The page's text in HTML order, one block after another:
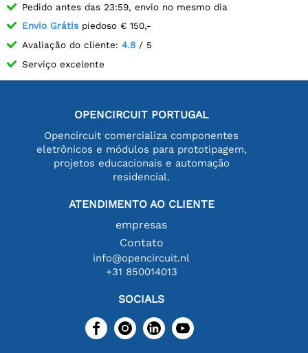
Pedido antes das 23:59, envio no mesmo dia
Envio Grátis piedoso € 150,-
Avaliação do cliente: 4.8 / 5
Serviço excelente
OPENCIRCUIT PORTUGAL
Opencircuit comercializa componentes
eletrônicos e módulos para prototipagem,
projetos educacionais e automação
residencial.
ATENDIMENTO AO CLIENTE
empresas
Contato
info@opencircuit.nl
+31 850014013
SOCIALS